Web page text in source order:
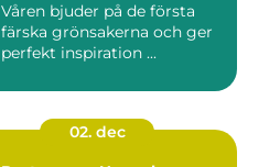
Våren bjuder på de första
färska grönsakerna och ger
perfekt inspiration ...
02. dec